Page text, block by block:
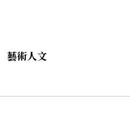
藝術人文